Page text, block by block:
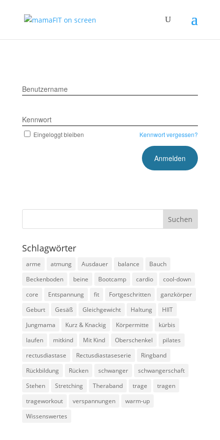
Benutzername
Kennwort
Eingeloggt bleiben Kennwort vergessen?
Schlagwörter
arme atmung Ausdauer balance
Bauch
Beckenboden
beine Bootcamp cardio
cool-down
core
Entspannung fit Fortgeschritten
ganzkörper
Geburt
Gesäß Gleichgewicht Haltung
HIIT
Jungmama
Kurz & Knackig Körpermitte
kürbis
laufen
mitkind Mit Kind Oberschenkel
pilates
rectusdiastase
Rectusdiastaseserie
Ringband
Rückbildung
Rücken schwanger
schwangerschaft
Stehen
Stretching Theraband trage
tragen
trageworkout
verspannungen
warm-up
Wissenswertes